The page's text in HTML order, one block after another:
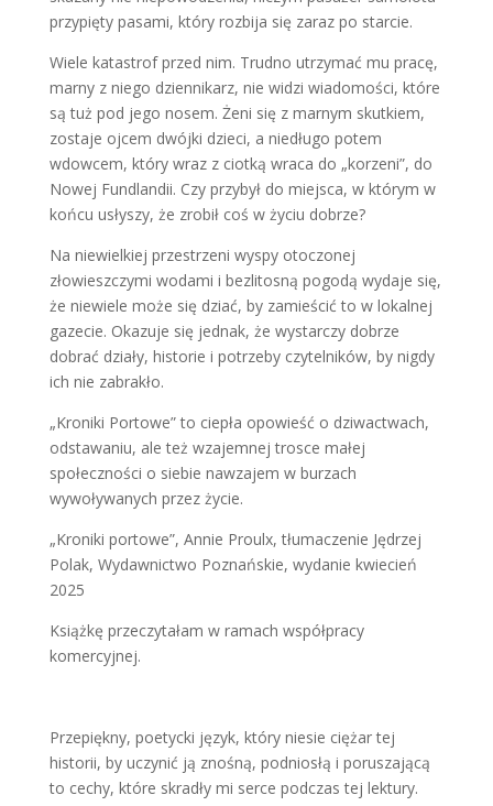
przypięty pasami, który rozbija się zaraz po starcie.
Wiele katastrof przed nim. Trudno utrzymać mu pracę,
marny z niego dziennikarz, nie widzi wiadomości, które
są tuż pod jego nosem. Żeni się z marnym skutkiem,
zostaje ojcem dwójki dzieci, a niedługo potem
wdowcem, który wraz z ciotką wraca do „korzeni”, do
Nowej Fundlandii. Czy przybył do miejsca, w którym w
końcu usłyszy, że zrobił coś w życiu dobrze?
Na niewielkiej przestrzeni wyspy otoczonej
złowieszczymi wodami i bezlitosną pogodą wydaje się,
że niewiele może się dziać, by zamieścić to w lokalnej
gazecie. Okazuje się jednak, że wystarczy dobrze
dobrać działy, historie i potrzeby czytelników, by nigdy
ich nie zabrakło.
„Kroniki Portowe” to ciepła opowieść o dziwactwach,
odstawaniu, ale też wzajemnej trosce małej
społeczności o siebie nawzajem w burzach
wywoływanych przez życie.
„Kroniki portowe”, Annie Proulx, tłumaczenie Jędrzej
Polak, Wydawnictwo Poznańskie, wydanie kwiecień
2025
Książkę przeczytałam w ramach współpracy
komercyjnej.
Przepiękny, poetycki język, który niesie ciężar tej
historii, by uczynić ją znośną, podniosłą i poruszającą
to cechy, które skradły mi serce podczas tej lektury.